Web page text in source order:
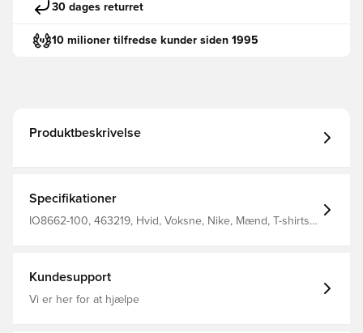
30 dages returret
10 milioner tilfredse kunder siden 1995
Produktbeskrivelse
Specifikationer
IO8662-100, 463219, Hvid, Voksne, Nike, Mænd, T-shirts,
Kundesupport
Vi er her for at hjælpe